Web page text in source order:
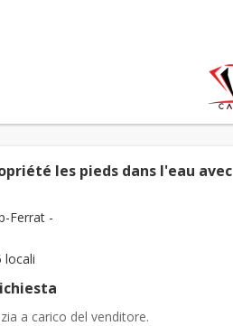
les pieds dans l'eau avec
Ferrat -
locali
a carico del venditore.